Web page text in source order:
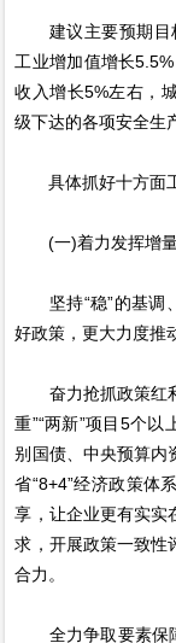
建议主要预期目
工业增加值增长
收入增长5%左右，
级下达的各项安全生
具体抓好十方面
(一)着力发挥增量
坚持“稳”的基调、
好政策，更大力度推
奋力抢抓政策红利
重”“两新”项目5个
别国债、中央预算内
省“8+4”经济政策体
享，让企业更有实实
求，开展政策一致性
合力。
全力争取要素保障